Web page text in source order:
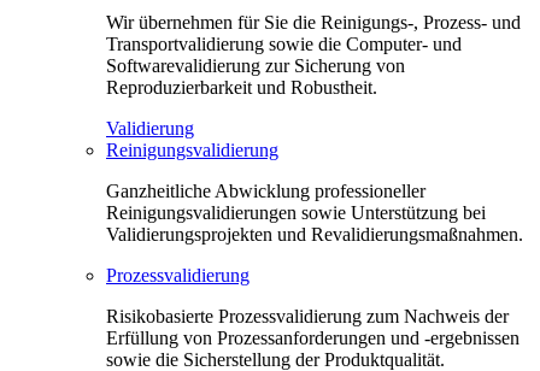
Wir übernehmen für Sie die Reinigungs-, Prozess- und
Transportvalidierung sowie die Computer- und
Softwarevalidierung zur Sicherung von
Reproduzierbarkeit und Robustheit.
Validierung
Reinigungsvalidierung
Ganzheitliche Abwicklung professioneller
Reinigungsvalidierungen sowie Unterstützung bei
Validierungsprojekten und Revalidierungsmaßnahmen.
Prozessvalidierung
Risikobasierte Prozessvalidierung zum Nachweis der
Erfüllung von Prozessanforderungen und -ergebnissen
sowie die Sicherstellung der Produktqualität.